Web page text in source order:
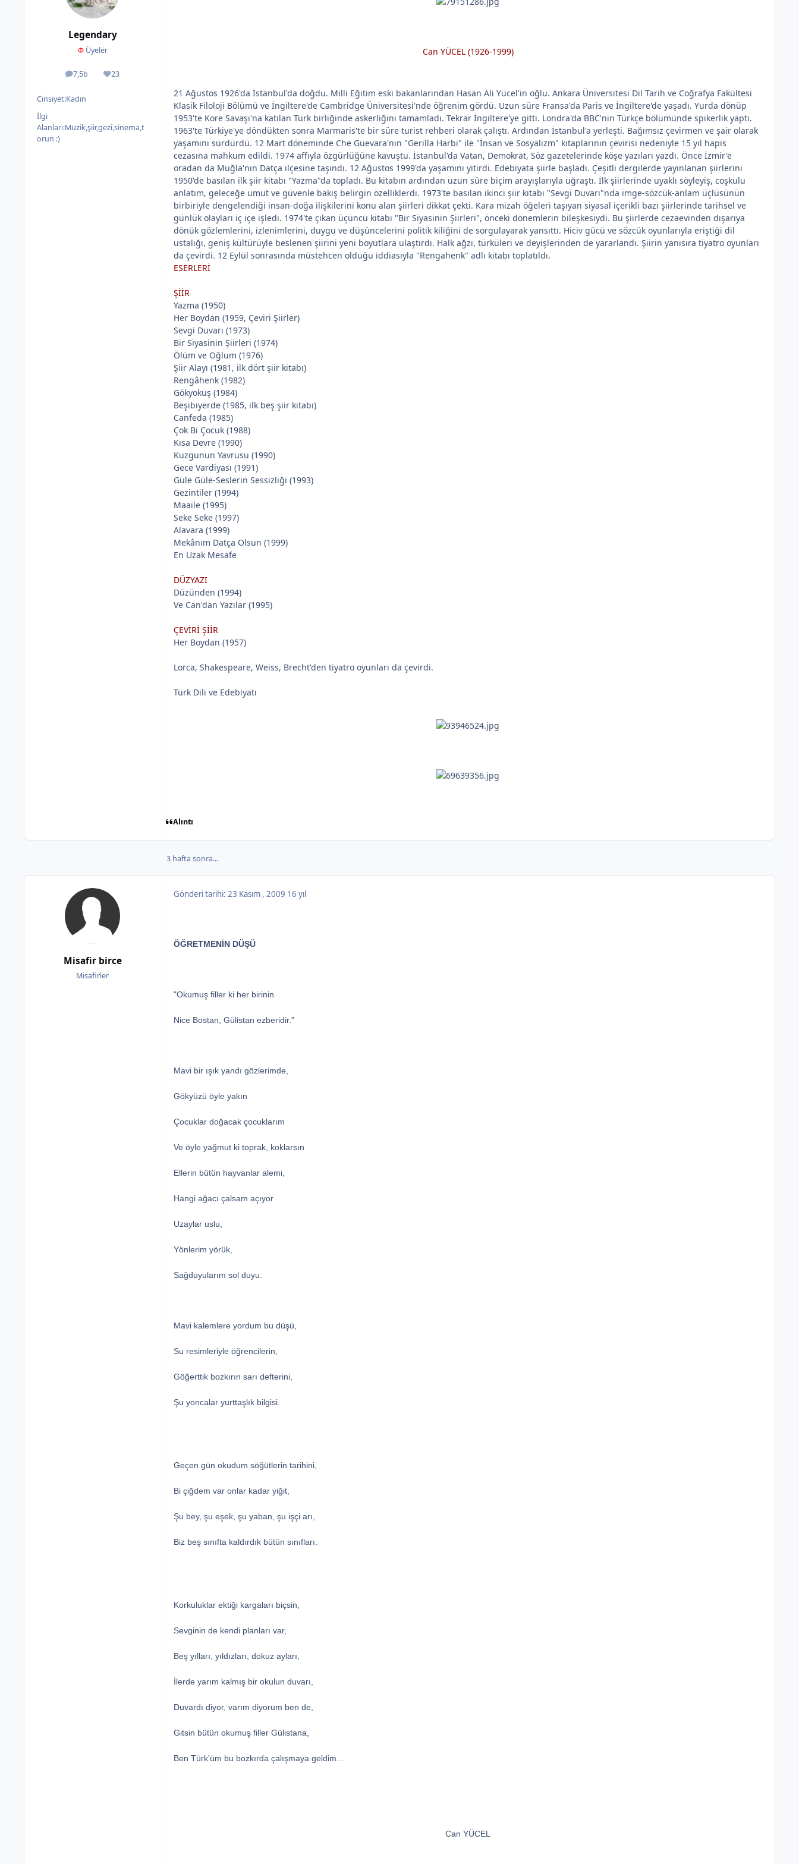
Legendary
ΦÜyeler
7,5b
ileti 23
İtibar
Cinsiyet:Kadın
İlgi
Alanları:Müzik,şiir,gezi,sinema,t
orun :)
Can YÜCEL (1926-1999)
21 Ağustos 1926'da İstanbul'da doğdu. Milli Eğitim eski bakanlarından Hasan Ali Yücel'in oğlu. Ankara Üniversitesi Dil Tarih ve Coğrafya Fakültesi
Klasik Filoloji Bölümü ve İngiltere'de Cambridge Üniversitesi'nde öğrenim gördü. Uzun süre Fransa'da Paris ve İngiltere'de yaşadı. Yurda dönüp
1953'te Kore Savaşı'na katılan Türk birliğinde askerliğini tamamladı. Tekrar İngiltere'ye gitti. Londra'da BBC'nin Türkçe bölümünde spikerlik yaptı.
1963'te Türkiye'ye döndükten sonra Marmaris'te bir süre turist rehberi olarak çalıştı. Ardından İstanbul'a yerleşti. Bağımsız çevirmen ve şair olarak
yaşamını sürdürdü. 12 Mart döneminde Che Guevara'nın "Gerilla Harbi" ile "İnsan ve Sosyalizm" kitaplarının çevirisi nedeniyle 15 yıl hapis
cezasına mahkum edildi. 1974 affıyla özgürlüğüne kavuştu. İstanbul'da Vatan, Demokrat, Söz gazetelerinde köşe yazıları yazdı. Önce İzmir'e
oradan da Muğla'nın Datça ilçesine taşındı. 12 Ağustos 1999'da yaşamını yitirdi. Edebiyata şiirle başladı. Çeşitli dergilerde yayınlanan şiirlerini
1950'de basılan ilk şiir kitabı "Yazma"da topladı. Bu kitabın ardından uzun süre biçim arayışlarıyla uğraştı. İlk şiirlerinde uyaklı söyleyiş, coşkulu
anlatım, geleceğe umut ve güvenle bakış belirgin özelliklerdi. 1973'te basılan ikinci şiir kitabı "Sevgi Duvarı"nda imge-sözcük-anlam üçlüsünün
birbiriyle dengelendiği insan-doğa ilişkilerini konu alan şiirleri dikkat çekti. Kara mizah öğeleri taşıyan siyasal içerikli bazı şiirlerinde tarihsel ve
günlük olayları iç içe işledi. 1974'te çıkan üçüncü kitabı "Bir Siyasinin Şiirleri", önceki dönemlerin bileşkesiydi. Bu şiirlerde cezaevinden dışarıya
dönük gözlemlerini, izlenimlerini, duygu ve düşüncelerini politik kiliğini de sorgulayarak yansıttı. Hiciv gücü ve sözcük oyunlarıyla eriştiği dil
ustalığı, geniş kültürüyle beslenen şiirini yeni boyutlara ulaştırdı. Halk ağzı, türküleri ve deyişlerinden de yararlandı. Şiirin yanısıra tiyatro oyunları
da çevirdi. 12 Eylül sonrasında müstehcen olduğu iddiasıyla "Rengahenk" adlı kitabı toplatıldı.
ESERLERİ
ŞİİR
Yazma (1950)
Her Boydan (1959, Çeviri Şiirler)
Sevgi Duvarı (1973)
Bir Siyasinin Şiirleri (1974)
Ölüm ve Oğlum (1976)
Şiir Alayı (1981, ilk dört şiir kitabı)
Rengâhenk (1982)
Gökyokuş (1984)
Beşibiyerde (1985, ilk beş şiir kitabı)
Canfeda (1985)
Çok Bi Çocuk (1988)
Kısa Devre (1990)
Kuzgunun Yavrusu (1990)
Gece Vardiyası (1991)
Güle Güle-Seslerin Sessizliği (1993)
Gezintiler (1994)
Maaile (1995)
Seke Seke (1997)
Alavara (1999)
Mekânım Datça Olsun (1999)
En Uzak Mesafe
DÜZYAZI
Düzünden (1994)
Ve Can'dan Yazılar (1995)
ÇEVİRİ ŞİİR
Her Boydan (1957)
Lorca, Shakespeare, Weiss, Brecht'den tiyatro oyunları da çevirdi.
Türk Dili ve Edebiyatı
Alıntı
3 hafta sonra...
Misafir birce
Misafirler
Gönderi tarihi: 23 Kasım , 2009 16 yıl
ÖĞRETMENİN DÜŞÜ
"Okumuş filler ki her birinin
Nice Bostan, Gülistan ezberidir."
Mavi bir ışık yandı gözlerimde,
Gökyüzü öyle yakın
Çocuklar doğacak çocuklarım
Ve öyle yağmut ki toprak, koklarsın
Ellerin bütün hayvanlar alemi,
Hangi ağacı çalsam açıyor
Uzaylar uslu,
Yönlerim yörük,
Sağduyularım sol duyu.
Mavi kalemlere yordum bu düşü,
Su resimleriyle öğrencilerin,
Göğerttik bozkırın sarı defterini,
Şu yoncalar yurttaşlık bilgisi.
Geçen gün okudum söğütlerin tarihini,
Bi çiğdem var onlar kadar yiğit,
Şu bey, şu eşek, şu yaban, şu işçi arı,
Biz beş sınıfta kaldırdık bütün sınıfları.
Korkuluklar ektiği kargaları biçsin,
Sevginin de kendi planları var,
Beş yılları, yıldızları, dokuz ayları,
İlerde yarım kalmış bir okulun duvarı,
Duvardı diyor, varım diyorum ben de,
Gitsin bütün okumuş filler Gülistana,
Ben Türk'üm bu bozkırda çalışmaya geldim...
Can YÜCEL